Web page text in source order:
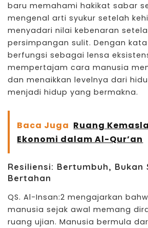
baru memahami hakikat sabar
mengenal arti syukur setelah
menyadari nilai kebenaran
persimpangan sulit. Dengan
berfungsi sebagai lensa
mempertajam cara manusia
dan menaikkan levelnya dari
menjadi hidup yang bermakna.
Baca Juga Ruang
Ekonomi dalam Al-Qur’an
Resiliensi: Bertumbuh, Bukan
Bertahan
QS. Al-Insan:2 mengajarkan
manusia sejak awal memang
ruang ujian. Manusia bermula